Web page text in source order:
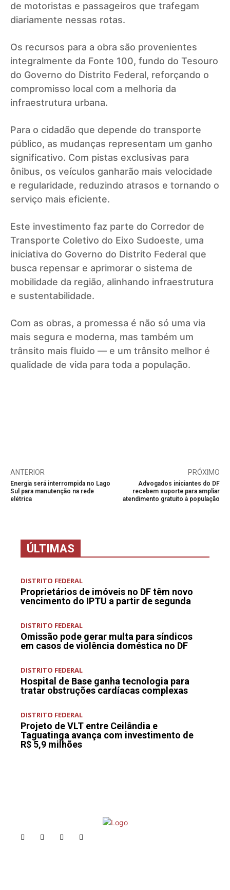
de motoristas e passageiros que trafegam
diariamente nessas rotas.
Os recursos para a obra são provenientes
integralmente da Fonte 100, fundo do Tesouro
do Governo do Distrito Federal, reforçando o
compromisso local com a melhoria da
infraestrutura urbana.
Para o cidadão que depende do transporte
público, as mudanças representam um ganho
significativo. Com pistas exclusivas para
ônibus, os veículos ganharão mais velocidade
e regularidade, reduzindo atrasos e tornando o
serviço mais eficiente.
Este investimento faz parte do Corredor de
Transporte Coletivo do Eixo Sudoeste, uma
iniciativa do Governo do Distrito Federal que
busca repensar e aprimorar o sistema de
mobilidade da região, alinhando infraestrutura
e sustentabilidade.
Com as obras, a promessa é não só uma via
mais segura e moderna, mas também um
trânsito mais fluido — e um trânsito melhor é
qualidade de vida para toda a população.
ANTERIOR
Energia será interrompida no Lago
Sul para manutenção na rede
elétrica
PRÓXIMO
Advogados iniciantes do DF
recebem suporte para ampliar
atendimento gratuito à população
ÚLTIMAS
DISTRITO FEDERAL
Proprietários de imóveis no DF têm novo
vencimento do IPTU a partir de segunda
DISTRITO FEDERAL
Omissão pode gerar multa para síndicos
em casos de violência doméstica no DF
DISTRITO FEDERAL
Hospital de Base ganha tecnologia para
tratar obstruções cardíacas complexas
DISTRITO FEDERAL
Projeto de VLT entre Ceilândia e
Taguatinga avança com investimento de
R$ 5,9 milhões